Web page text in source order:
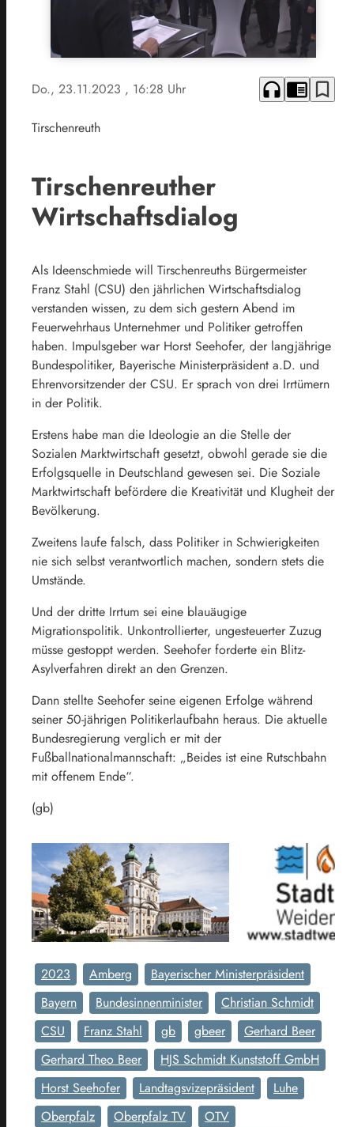
Do., 23.11.2023 , 16:28 Uhr headphones chrome_reader_mode bookmark_border
Tirschenreuth
Tirschenreuther
Wirtschaftsdialog
Als Ideenschmiede will Tirschenreuths Bürgermeister
Franz Stahl (CSU) den jährlichen Wirtschaftsdialog
verstanden wissen, zu dem sich gestern Abend im
Feuerwehrhaus Unternehmer und Politiker getroffen
haben. Impulsgeber war Horst Seehofer, der langjährige
Bundespolitiker, Bayerische Ministerpräsident a.D. und
Ehrenvorsitzender der CSU. Er sprach von drei Irrtümern
in der Politik.
Erstens habe man die Ideologie an die Stelle der
Sozialen Marktwirtschaft gesetzt, obwohl gerade sie die
Erfolgsquelle in Deutschland gewesen sei. Die Soziale
Marktwirtschaft befördere die Kreativität und Klugheit der
Bevölkerung.
Zweitens laufe falsch, dass Politiker in Schwierigkeiten
nie sich selbst verantwortlich machen, sondern stets die
Umstände.
Und der dritte Irrtum sei eine blauäugige
Migrationspolitik. Unkontrollierter, ungesteuerter Zuzug
müsse gestoppt werden. Seehofer forderte ein Blitz-
Asylverfahren direkt an den Grenzen.
Dann stellte Seehofer seine eigenen Erfolge während
seiner 50-jährigen Politikerlaufbahn heraus. Die aktuelle
Bundesregierung verglich er mit der
Fußballnationalmannschaft: „Beides ist eine Rutschbahn
mit offenem Ende“.
(gb)
2023 Amberg
Bayerischer Ministerpräsident
Bayern
Bundesinnenminister
Christian Schmidt
CSU
Franz Stahl gb gbeer
Gerhard Beer
Gerhard Theo Beer
HJS Schmidt Kunststoff GmbH
Horst Seehofer
Landtagsvizepräsident
Luhe
Oberpfalz
Oberpfalz TV
OTV